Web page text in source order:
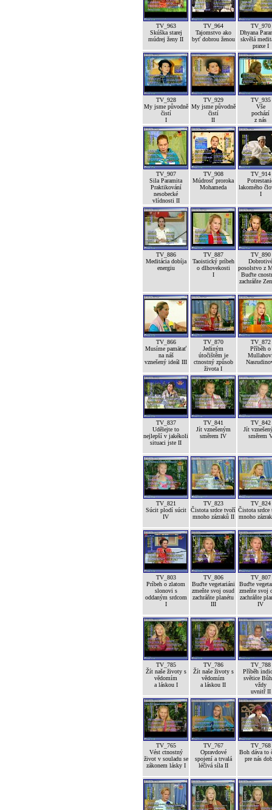
TV_963
Skúška starej
múdrej ženy II
TV_964
Tajomstvo ako
byť dobrou ženou
TV_970
Dhyana
skvělá
praxe I
TV_928
My jsme původně
čistí
I
TV_929
My jsme původně
čistí
II
TV_935
Vše
pochází
z nás
TV_907
Sila Paramita
Praktikování
nesobecké
vlídnosti II
TV_908
Múdrosť proroka
Mohameda
TV_914
lakomého
I
TV_886
Meditácia dobíja
energiu
TV_887
Taoistický príbeh
o dlhovekosti
I
TV_890
Dobrotivé
posolstvo z
Buďte
zachráňte
TV_866
Musíme pamätať
na náš
vznešený ideál III
TV_870
Jediným
útočištěm je
ctnostný způsob
života I
TV_872
Příběh o
TV_837
Udělejte to
nejlepší v jakékoli
situaci jste II
TV_841
Jít vznešeným
směrem IV
TV_842
Jít
směrem
TV_821
Súcit plodí súcit
IV
TV_823
Čistota srdce tvoří
mnoho zázraků II
TV_824
Čistota srdce
mnoho
TV_803
Príbeh o zlatom
slonovi s
oddaným srdcom
I
TV_806
Buďte vegetariáni
zmeňte svoj osud
zachráňte planétu
III
TV_807
Buďte
zmeňte svoj
zachráňte
IV
TV_785
Žít naše životy s
vědomím
a láskou I
TV_786
Žít naše životy s
vědomím
a láskou II
TV_788
Příběh
světice
vždy
uvnitř II
TV_765
Vést ctnostný
život v souladu se
zákonem lásky I
TV_767
Opravdové
spojení a trvalá
léčivá síla II
TV_768
Boh dáva to
pre nás